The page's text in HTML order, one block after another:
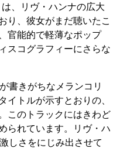
、リヴ・ハンナの広大
り、彼女がまだ聴いたこ
官能的で軽薄なポップ
スコグラフィーにさらな
書きがちなメランコリ
イトルが示すとおりの、
このトラックにはきわど
られています。リヴ・ハ
しさをにじみ出させて